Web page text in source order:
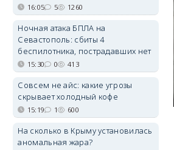
16:05 5 1260
Ночная атака БПЛА на
Севастополь: сбиты 4
беспилотника, пострадавших нет
15:30 0 413
Совсем не айс: какие угрозы
скрывает холодный кофе
15:19 1 600
На сколько в Крыму установилась
аномальная жара?